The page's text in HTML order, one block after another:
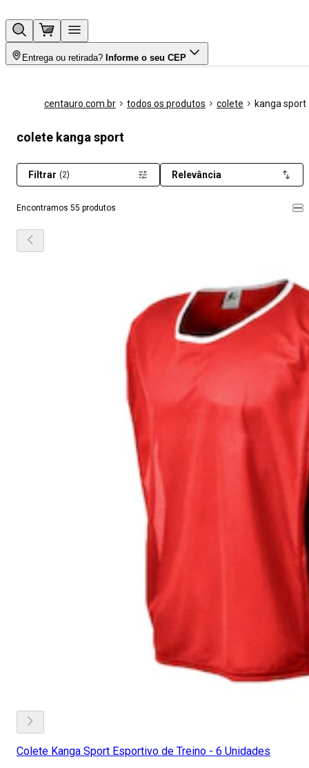
Entrega ou retirada? Informe o seu CEP
centauro.com.br todos os produtos colete kanga sport
colete kanga sport
Encontramos 55 produtos
Filtrar (2) Relevância
Colete Kanga Sport Esportivo de Treino - 6 Unidades